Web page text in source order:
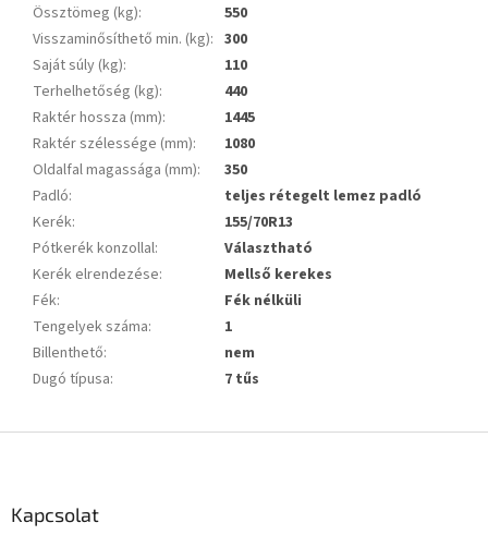
Össztömeg (kg):
550
Visszaminősíthető min. (kg): 300
Saját súly (kg):
110
Terhelhetőség (kg):
440
Raktér hossza (mm):
1445
Raktér szélessége (mm):
1080
Oldalfal magassága (mm):
350
Padló:
teljes rétegelt lemez padló
Kerék:
155/70R13
Pótkerék konzollal:
Választható
Kerék elrendezése:
Mellső kerekes
Fék:
Fék nélküli
Tengelyek száma:
1
Billenthető:
nem
Dugó típusa: 7 tűs
Kapcsolat